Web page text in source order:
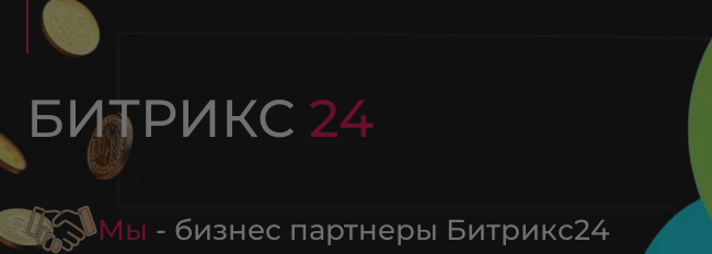
БИТРИКС 24
Мы - бизнес партнеры Битрикс24